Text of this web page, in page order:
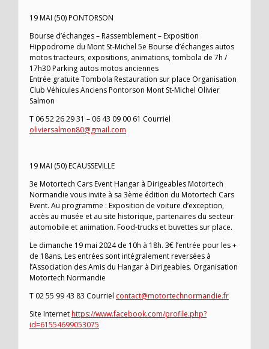
19 MAI (50) PONTORSON
Bourse d’échanges – Rassemblement – Exposition
Hippodrome du Mont St-Michel 5e Bourse d’échanges autos
motos tracteurs, expositions, animations, tombola de 7h /
17h30 Parking autos motos anciennes
Entrée gratuite Tombola Restauration sur place Organisation
Club Véhicules Anciens Pontorson Mont St-Michel Olivier
Salmon
T 06 52 26 29 31 – 06 43 09 00 61 Courriel
oliviersalmon80@gmail.com
19 MAI (50) ECAUSSEVILLE
3e Motortech Cars Event Hangar à Dirigeables Motortech
Normandie vous invite à sa 3ème édition du Motortech Cars
Event. Au programme : Exposition de voiture d’exception,
accès au musée et au site historique, partenaires du secteur
automobile et animation. Food-trucks et buvettes sur place.
Le dimanche 19 mai 2024 de 10h à 18h. 3€ l’entrée pour les +
de 18ans. Les entrées sont intégralement reversées à
l’Association des Amis du Hangar à Dirigeables. Organisation
Motortech Normandie
T 02 55 99 43 83 Courriel contact@motortechnormandie.fr
Site Internethttps://www.facebook.com/profile.php?
id=61554699053075